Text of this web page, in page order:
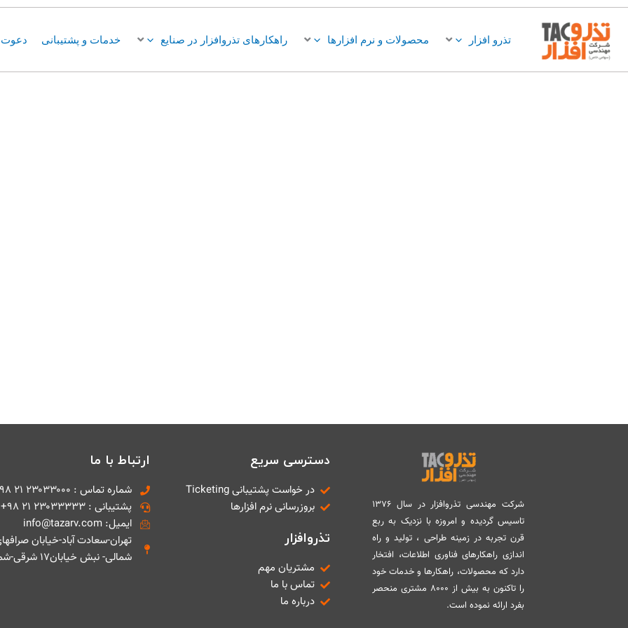
رفتن
محتوا
تذرو افزار محصولات و نرم افزارها راهکارهای تذروافزار در صنایع خدمات و پشتیبانی دعوت
شرکت مهندسی تذروافزار در سال ۱۳۷۶
تاسیس گردیده و امروزه با نزدیک به ربع
قرن تجربه در زمینه طراحی ، تولید و راه
اندازی راهکارهای فناوری اطلاعات، افتخار
دارد که محصولات، راهکارها و خدمات خود
را تاکنون به بیش از ۸۰۰۰ مشتری منحصر
بفرد ارائه نموده است.
دسترسی سریع
در خواست پشتیبانی Ticketing
بروزرسانی نرم افزارها
تذروافزار
مشتریان مهم
تماس با ما
درباره ما
ارتباط با ما
شماره تماس : ۲۳۰۳۳۰۰۰ ۲۱ ۹۸+
پشتیبانی : ۲۳۰۳۳۳۳۳ ۲۱ ۹۸+
ایمیل: info@tazarv.com
تهران-سعادت آباد-خیابان
شمالی- نبش خیابان۱۷ شرقی-شماره ۱